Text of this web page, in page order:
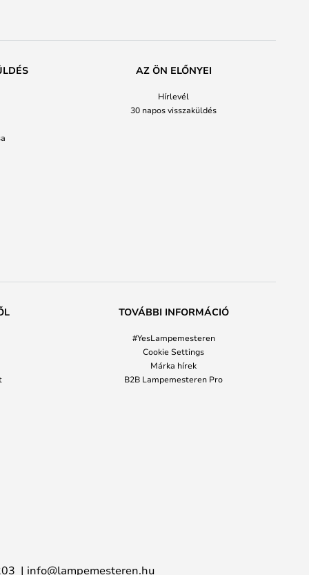
AZ ÖN ELŐNYEI
Hírlevél
30 napos visszaküldés
TOVÁBBI INFORMÁCIÓ
#YesLampemesteren
Cookie Settings
Márka hírek
B2B Lampemesteren Pro
info@lampemesteren.hu